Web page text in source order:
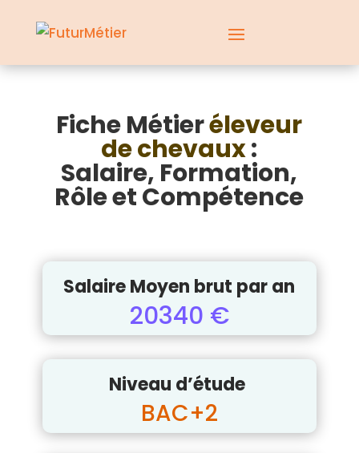
Fiche Métieréleveur
de chevaux:
Salaire, Formation,
Rôle et Compétence
Salaire Moyen brut par an
20340 €
Niveau d’étude
BAC+2